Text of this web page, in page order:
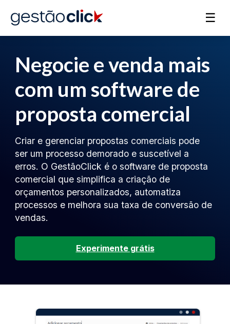
☰
Negocie e venda mais
com um software de
proposta comercial
Criar e gerenciar propostas comerciais pode
ser um processo demorado e suscetível a
erros. O GestãoClick é o software de proposta
comercial que simplifica a criação de
orçamentos personalizados, automatiza
processos e melhora sua taxa de conversão de
vendas.
Experimente grátis